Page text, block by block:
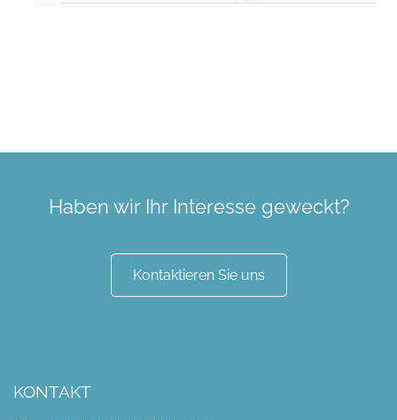
Haben wir Ihr Interesse geweckt?
Kontaktieren Sie uns
KONTAKT